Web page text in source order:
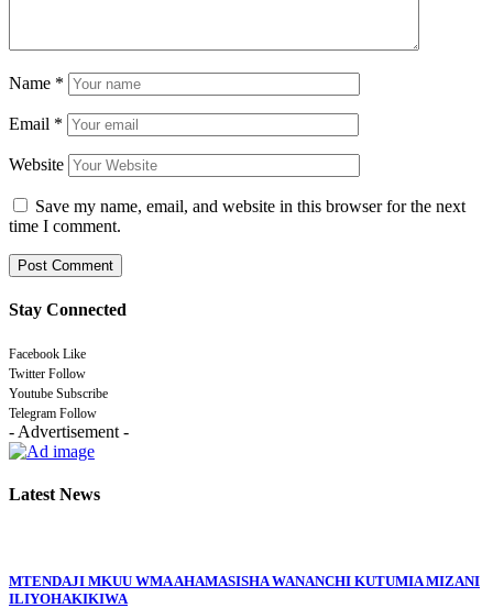
Name *
Email *
Website
Save my name, email, and website in this browser for the next
time I comment.
Stay Connected
Facebook Like
Twitter Follow
Youtube Subscribe
Telegram Follow
- Advertisement -
Latest News
MTENDAJI MKUU WMA AHAMASISHA WANANCHI KUTUMIA MIZANI
ILIYOHAKIKIWA